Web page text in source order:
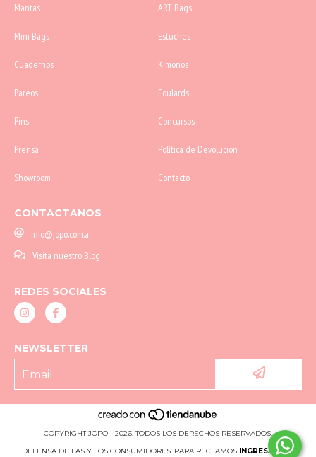
Mantas ART Bags
Mini Bags Estuches
Cuadernos Kimonos
Pareos Foulards
Pins Concursos
Prensa Política de Devolución
Showroom Contacto
CONTACTANOS
info@jopo.com.ar
Visita nuestro Blog!
REDES SOCIALES
NEWSLETTER
COPYRIGHT JOPO - 2026. TODOS LOS DERECHOS RESERVADOS.
DEFENSA DE LAS Y LOS CONSUMIDORES. PARA RECLAMOS INGRESÁ ACÁ.